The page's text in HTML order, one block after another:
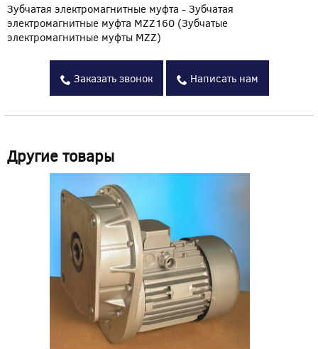
Зубчатая электромагнитные муфта - Зубчатая
электромагнитные муфта MZZ160 (Зубчатые
электромагнитные муфты MZZ)
Заказать звонок Написать нам
Другие товары